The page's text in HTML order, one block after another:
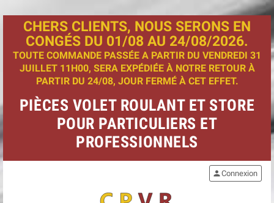
CHERS CLIENTS, NOUS SERONS EN
CONGÉS DU 01/08 AU 24/08/2026.
TOUTE COMMANDE PASSÉE A PARTIR DU VENDREDI 31
JUILLET 11H00, SERA EXPÉDIÉE À NOTRE RETOUR À
PARTIR DU 24/08, JOUR FERMÉ À CET EFFET.
PIÈCES VOLET ROULANT ET STORE
POUR PARTICULIERS ET
PROFESSIONNELS
personConnexion